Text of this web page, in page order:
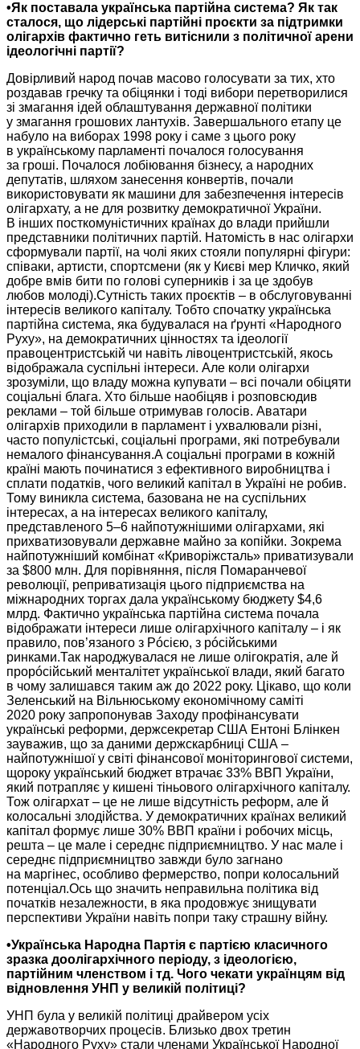
•Як поставала українська партійна система? Як так
сталося, що лідерські партійні проєкти за підтримки
олігархів фактично геть витіснили з політичної арени
ідеологічні партії?
Довірливий народ почав масово голосувати за тих, хто
роздавав гречку та обіцянки і тоді вибори перетворилися
зі змагання ідей облаштування державної політики
у змагання грошових лантухів. Завершального етапу це
набуло на виборах 1998 року і саме з цього року
в українському парламенті почалося голосування
за гроші. Почалося лобіювання бізнесу, а народних
депутатів, шляхом занесення конвертів, почали
використовувати як машини для забезпечення інтересів
олігархату, а не для розвитку демократичної України.
В інших посткомуністичних країнах до влади прийшли
представники політичних партій. Натомість в нас олігархи
сформували партії, на чолі яких стояли популярні фігури:
співаки, артисти, спортсмени (як у Києві мер Кличко, який
добре вмів бити по голові суперників і за це здобув
любов молоді).Сутність таких проєктів – в обслуговуванні
інтересів великого капіталу. Тобто спочатку українська
партійна система, яка будувалася на ґрунті «Народного
Руху», на демократичних цінностях та ідеології
правоцентристській чи навіть лівоцентристській, якось
відображала суспільні інтереси. Але коли олігархи
зрозуміли, що владу можна купувати – всі почали обіцяти
соціальні блага. Хто більше наобіцяв і розповсюдив
реклами – той більше отримував голосів. Аватари
олігархів приходили в парламент і ухвалювали різні,
часто популістські, соціальні програми, які потребували
немалого фінансування.А соціальні програми в кожній
країні мають починатися з ефективного виробництва і
сплати податків, чого великий капітал в Україні не робив.
Тому виникла система, базована не на суспільних
інтересах, а на інтересах великого капіталу,
представленого 5–6 найпотужнішими олігархами, які
прихватизовували державне майно за копійки. Зокрема
найпотужніший комбінат «Криворіжсталь» приватизували
за $800 млн. Для порівняння, після Помаранчевої
революції, реприватизація цього підприємства на
міжнародних торгах дала українському бюджету $4,6
млрд. Фактично українська партійна система почала
відображати інтереси лише олігархічного капіталу – і як
правило, пов’язаного з Рóсією, з рóсійськими
ринками.Так народжувалася не лише олігократія, але й
прорóсійський менталітет української влади, який багато
в чому залишався таким аж до 2022 року. Цікаво, що коли
Зеленський на Вільнюському економічному саміті
2020 року запропонував Заходу профінансувати
українські реформи, держсекретар США Ентоні Блінкен
зауважив, що за даними держскарбниці США –
найпотужнішої у світі фінансової моніторингової системи,
щороку український бюджет втрачає 33% ВВП України,
який потрапляє у кишені тіньового олігархічного капіталу.
Тож олігархат – це не лише відсутність реформ, але й
колосальні злодійства. У демократичних країнах великий
капітал формує лише 30% ВВП країни і робочих місць,
решта – це мале і середнє підприємництво. У нас мале і
середнє підприємництво завжди було загнано
на маргінес, особливо фермерство, попри колосальний
потенціал.Ось що значить неправильна політика від
початків незалежности, в яка продовжує знищувати
перспективи України навіть попри таку страшну війну.
•Українська Народна Партія є партією класичного
зразка доолігархічного періоду, з ідеологією,
партійним членством і тд. Чого чекати українцям від
відновлення УНП у великій політиці?
УНП була у великій політиці драйвером усіх
державотворчих процесів. Близько двох третин
«Народного Руху» стали членами Української Народної